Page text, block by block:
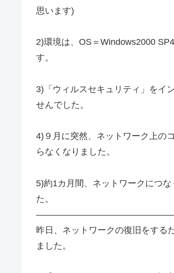
思います)
2)環境は、OS＝Windows2000
す。
3)「ウィルスセキュリティ」をイ
せんでした。
4)９月に突然、ネットワーク上の
らなくなりました。
5)約1カ月間、ネットワークにつ
た。
昨日、ネットワークの復旧をする
ました。